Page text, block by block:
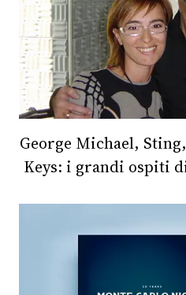
George Michael,
Keys: i grandi